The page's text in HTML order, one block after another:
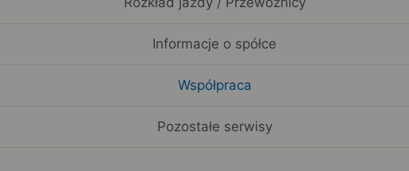
Informacje o spółce
Współpraca
Pozostałe serwisy